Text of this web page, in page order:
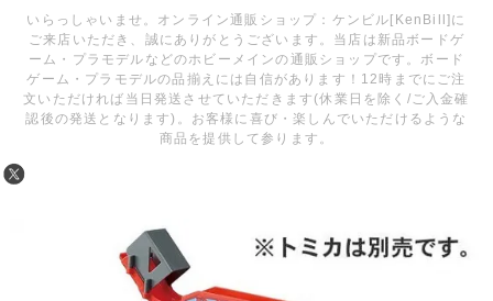
いらっしゃいませ。オンライン通販ショップ：ケンビル[KenBill]に
ご来店いただき、誠にありがとうございます。当店は新品ボードゲ
ーム・プラモデルなどのホビーメインの通販ショップです。ボード
ゲーム・プラモデルの品揃えには自信があります！12時までにご注
文いただければ当日発送させていただきます(休業日を除く/ご入金確
認後の発送となります)。お客様に喜び・楽しんでいただけるような
商品を提供して参ります。